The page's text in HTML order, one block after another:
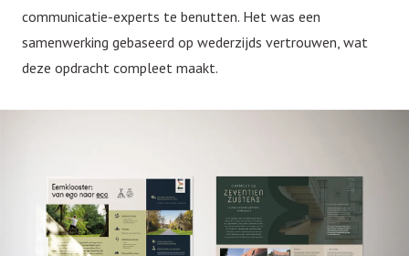
communicatie-experts te benutten. Het was een
samenwerking gebaseerd op wederzijds vertrouwen, wat
deze opdracht compleet maakt.